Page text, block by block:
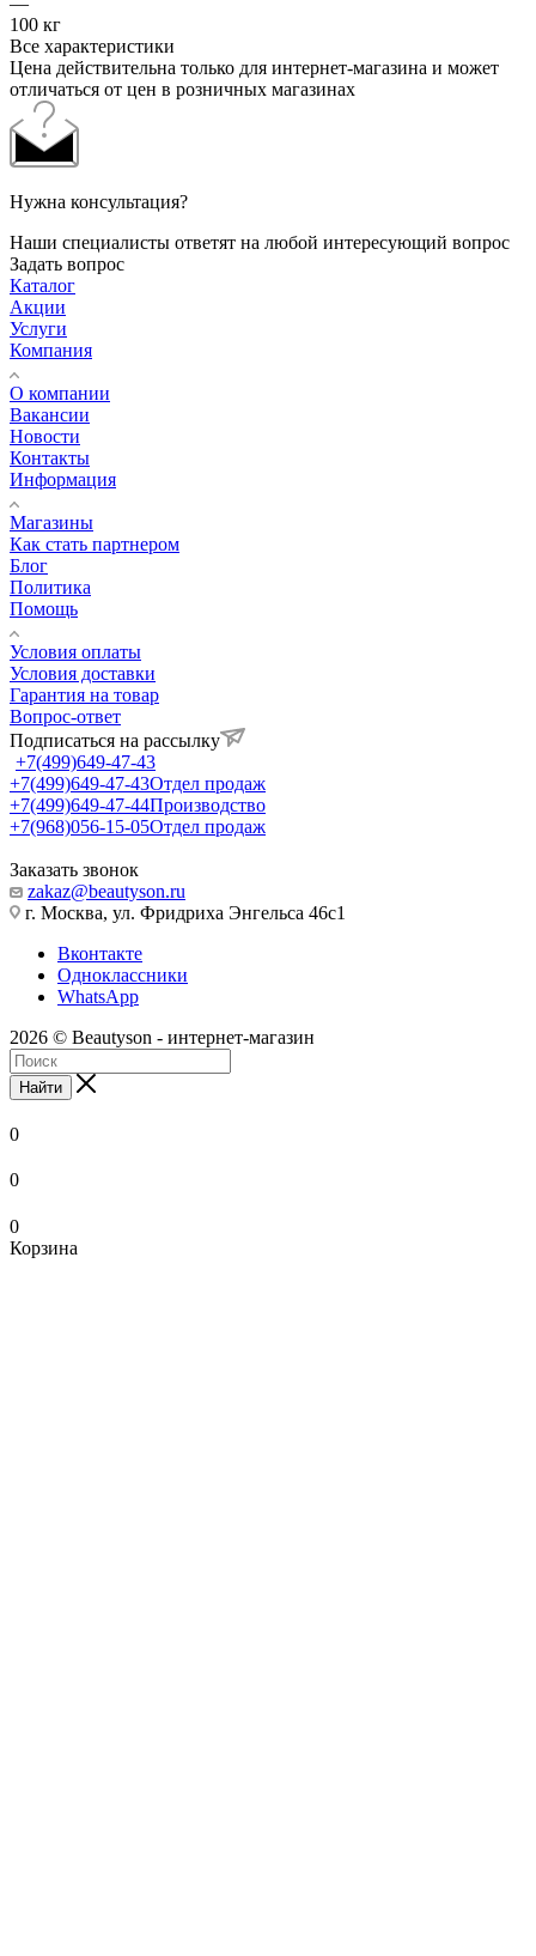
100 кг
Все характеристики
Цена действительна только для интернет-магазина и может
отличаться от цен в розничных магазинах
Нужна консультация?
Наши специалисты ответят на любой интересующий вопрос
Задать вопрос
Каталог
Акции
Услуги
Компания
О компании
Вакансии
Новости
Контакты
Информация
Магазины
Как стать партнером
Блог
Политика
Помощь
Условия оплаты
Условия доставки
Гарантия на товар
Вопрос-ответ
Подписаться на рассылку
+7(499)649-47-43
+7(499)649-47-43Отдел продаж
+7(499)649-47-44Производство
+7(968)056-15-05Отдел продаж
Заказать звонок
zakaz@beautyson.ru
г. Москва, ул. Фридриха Энгельса 46с1
Вконтакте
Одноклассники
WhatsApp
2026 © Beautyson - интернет-магазин
Найти
0
0
0
Корзина